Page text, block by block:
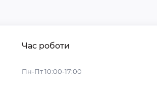
Час роботи
Пн-Пт 10:00-17:00